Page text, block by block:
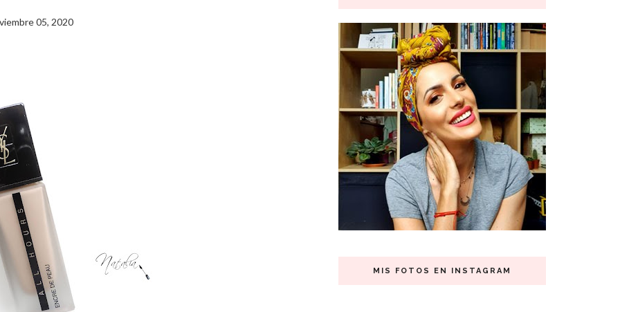
05, 2020
MIS FOTOS EN INSTAGRAM